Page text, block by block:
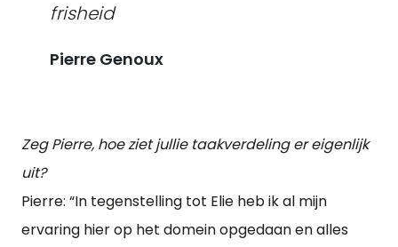
frisheid
Pierre Genoux
Zeg Pierre, hoe ziet jullie taakverdeling er eigenlijk
uit?
Pierre: “In tegenstelling tot Elie heb ik al mijn
ervaring hier op het domein opgedaan en alles